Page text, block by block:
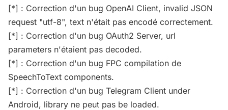
[*] : Correction d'un bug OpenAI Client, invalid JSON
request "utf-8", text n'était pas encodé correctement.
[*] : Correction d'un bug OAuth2 Server, url
parameters n'étaient pas decoded.
[*] : Correction d'un bug FPC compilation de
SpeechToText components.
[*] : Correction d'un bug Telegram Client under
Android, library ne peut pas be loaded.